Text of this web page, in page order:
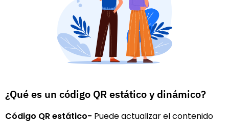
¿Qué es un código QR estático y dinámico?
Código QR estático- Puede actualizar el contenido